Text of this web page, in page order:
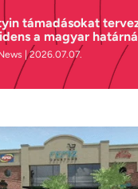
támadásokat
a magyar
2026.07.07.